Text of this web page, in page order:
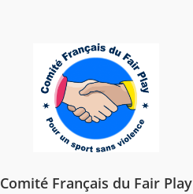
Comité Français du Fair Play